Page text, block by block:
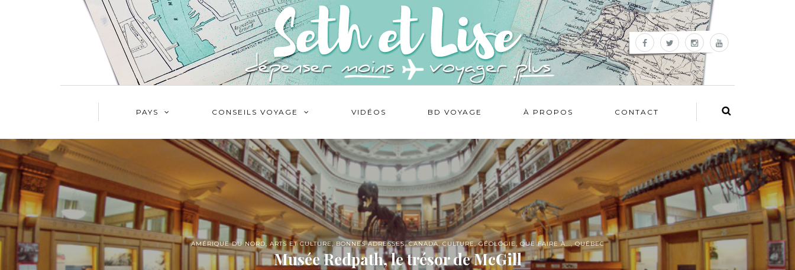
PAYS CONSEILS VOYAGE VIDÉOS BD VOYAGE À PROPOS CONTACT
AMÉRIQUE DU NORD, ARTS ET CULTURE, BONNES ADRESSES,CANADA, CULTURE,GÉOLOGIE, QUE FAIRE À...,QUÉBEC
Musée Redpath, le trésor de McGill